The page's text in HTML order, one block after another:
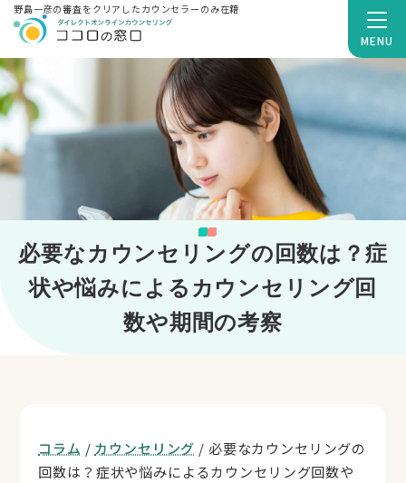
MENU
野島一彦の審査をクリアしたカウンセラーのみ在籍
必要なカウンセリングの回数は？症
状や悩みによるカウンセリング回
数や期間の考察
コラム / カウンセリング / 必要なカウンセリングの
回数は？症状や悩みによるカウンセリング回数や